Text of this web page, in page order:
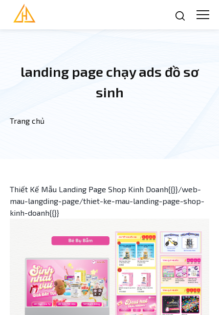
Nhảy đến nội dung
landing page chạy ads đồ sơ
sinh
Bạn đang ở đây
Trang chủ
Thiết Kế Mẫu Landing Page Shop Kinh Doanh{{}}/web-
mau-langding-page/thiet-ke-mau-landing-page-shop-
kinh-doanh{{}}